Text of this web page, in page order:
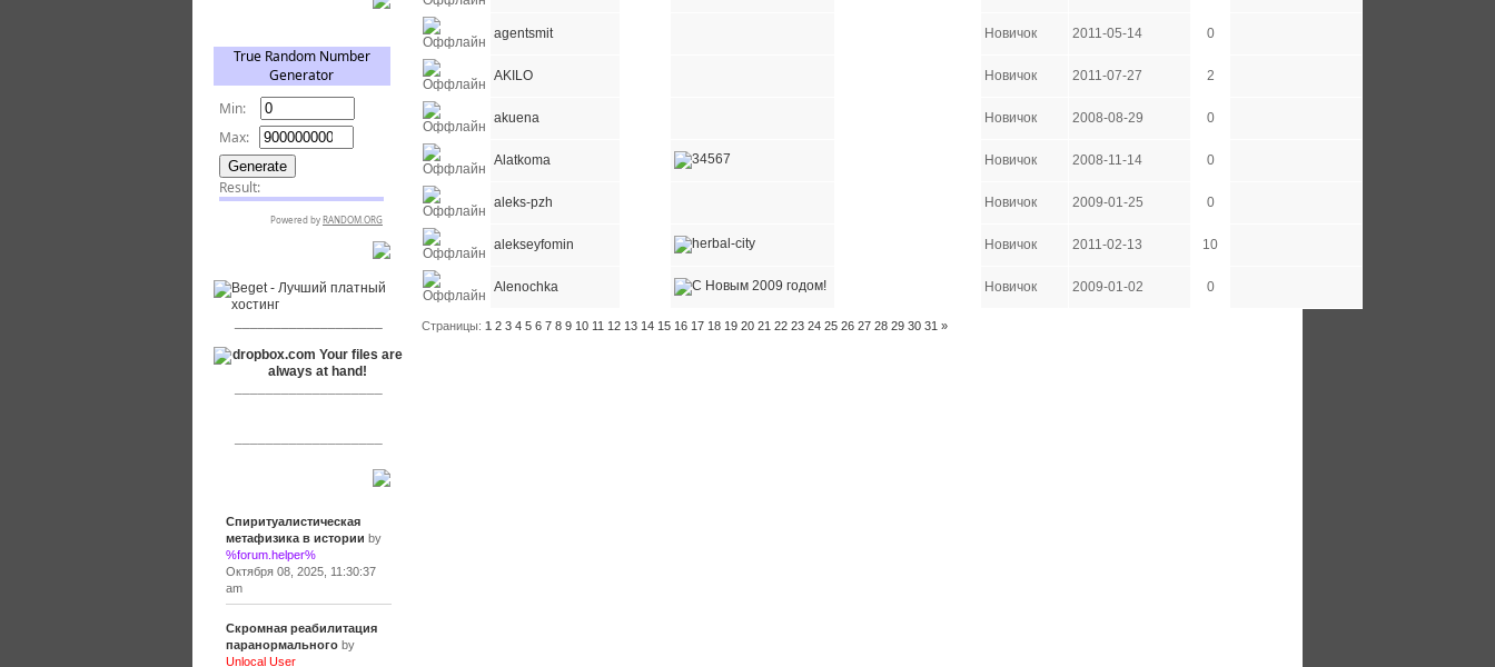
Спиритуалистическая
метафизика в истории by
%forum.helper%
Октября 08, 2025, 11:30:37
am
Скромная реабилитация
паранормальногоby
Unlocal User
agentsmit Новичок 2011-05-14 0
AKILO Новичок 2011-07-27 2
akuena Новичок 2008-08-29 0
Alatkoma Новичок 2008-11-14 0
aleks-pzh Новичок 2009-01-25 0
alekseyfomin Новичок 2011-02-13 10
Alenochka Новичок 2009-01-02 0
Страницы:1 2 3 4 5 6 7 8 9 10 11 12 13 14 15 16 17 18 19 20 21 22 23 24 25 26 27 28 29 30 31 »